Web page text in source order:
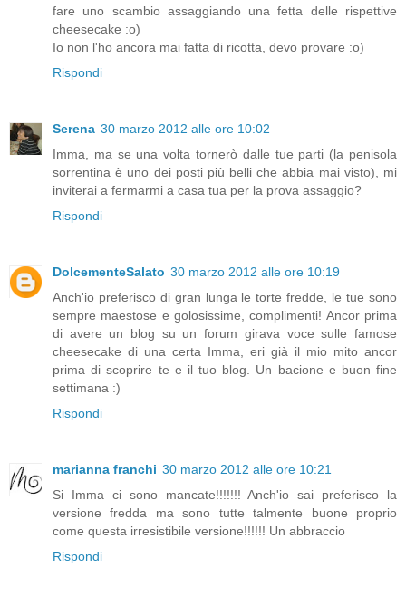
fare uno scambio assaggiando una fetta delle rispettive
cheesecake :o)
Io non l'ho ancora mai fatta di ricotta, devo provare :o)
Rispondi
Serena 30 marzo 2012 alle ore 10:02
Imma, ma se una volta tornerò dalle tue parti (la penisola
sorrentina è uno dei posti più belli che abbia mai visto), mi
inviterai a fermarmi a casa tua per la prova assaggio?
Rispondi
DolcementeSalato 30 marzo 2012 alle ore 10:19
Anch'io preferisco di gran lunga le torte fredde, le tue sono
sempre maestose e golosissime, complimenti! Ancor prima
di avere un blog su un forum girava voce sulle famose
cheesecake di una certa Imma, eri già il mio mito ancor
prima di scoprire te e il tuo blog. Un bacione e buon fine
settimana :)
Rispondi
marianna franchi 30 marzo 2012 alle ore 10:21
Si Imma ci sono mancate!!!!!!! Anch'io sai preferisco la
versione fredda ma sono tutte talmente buone proprio
come questa irresistibile versione!!!!!! Un abbraccio
Rispondi